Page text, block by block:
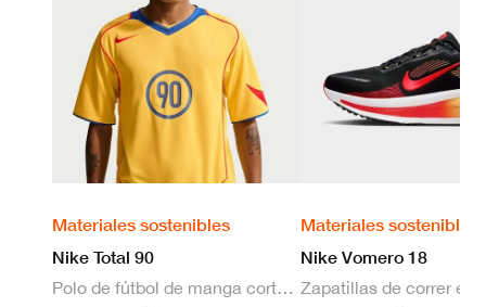
Materiales sostenibles
Nike Total 90
Polo de fútbol de manga corta Dri-FIT para hombre
Materiales sostenibles
Nike Vomero 18